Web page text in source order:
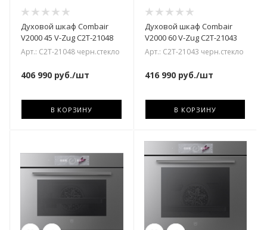
Духовой шкаф Combair
V2000 45 V-Zug C2T-21048
Арт.: C2T-21048 черн.стекло
406 990 руб./шт
В КОРЗИНУ
Духовой шкаф Combair
V2000 60 V-Zug C2T-21043
Арт.: C2T-21043 черн.стекло
416 990руб./шт
В КОРЗИНУ